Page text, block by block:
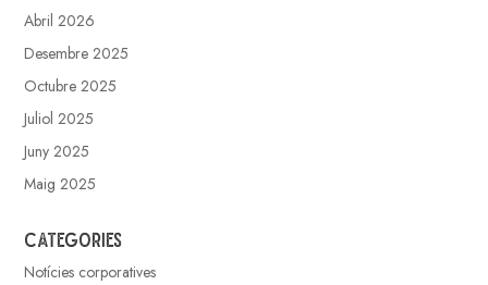
Abril 2026
Desembre 2025
Octubre 2025
Juliol 2025
Juny 2025
Maig 2025
Categories
Notícies corporatives